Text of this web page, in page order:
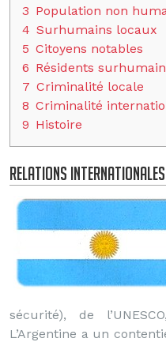
3 Population non
4 Surhumains locaux
5 Citoyens notables
6 Résidents
7 Criminalité locale
8 Criminalité
9 Histoire
Relations internationales
sécurité), de
L’Argentine a un